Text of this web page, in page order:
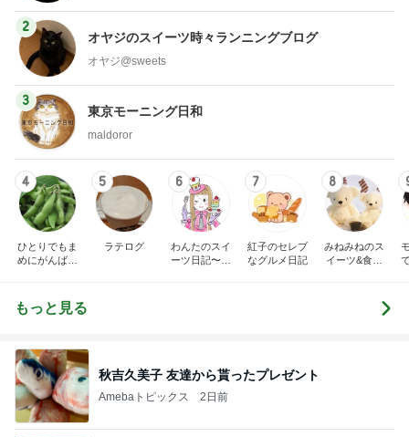
2
オヤジのスイーツ時々ランニングブログ
オヤジ@sweets
3
東京モーニング日和
maldoror
4
ひとりでもま
めにがんばる
5
ラテログ
6
わんたのスイ
ーツ日記〜小
7
紅子のセレブ
なグルメ日記
8
みねみねのス
イーツ&食パ
もっと見る
秋吉久美子 友達から貰ったプレゼント
Amebaトピックス 2日前